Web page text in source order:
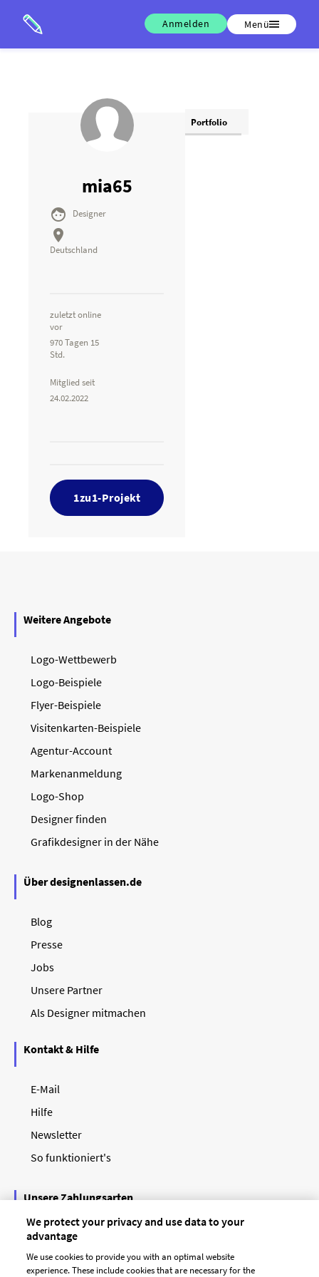
Anmelden Menü
mia65
 Designer

Deutschland
zuletzt online
vor
970 Tagen 15
Std.
Mitglied seit
24.02.2022
1zu1-Projekt
Portfolio
Weitere Angebote
Logo-Wettbewerb
Logo-Beispiele
Flyer-Beispiele
Visitenkarten-Beispiele
Agentur-Account
Markenanmeldung
Logo-Shop
Designer finden
Grafikdesigner in der Nähe
Über designenlassen.de
Blog
Presse
Jobs
Unsere Partner
Als Designer mitmachen
Kontakt & Hilfe
E-Mail
Hilfe
Newsletter
So funktioniert's
Unsere Zahlungsarten
We protect your privacy and use data to your
advantage
We use cookies to provide you with an optimal website
experience. These include cookies that are necessary for the